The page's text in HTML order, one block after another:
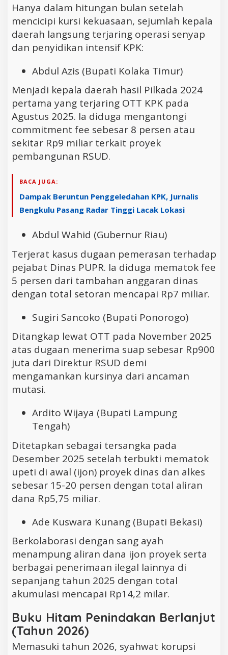
Hanya dalam hitungan bulan setelah
mencicipi kursi kekuasaan, sejumlah kepala
daerah langsung terjaring operasi senyap
dan penyidikan intensif KPK:
Abdul Azis (Bupati Kolaka Timur)
Menjadi kepala daerah hasil Pilkada 2024
pertama yang terjaring OTT KPK pada
Agustus 2025. Ia diduga mengantongi
commitment fee sebesar 8 persen atau
sekitar Rp9 miliar terkait proyek
pembangunan RSUD.
BACA JUGA:
Dampak Beruntun Penggeledahan KPK, Jurnalis
Bengkulu Pasang Radar Tinggi Lacak Lokasi
Abdul Wahid (Gubernur Riau)
Terjerat kasus dugaan pemerasan terhadap
pejabat Dinas PUPR. Ia diduga mematok fee
5 persen dari tambahan anggaran dinas
dengan total setoran mencapai Rp7 miliar.
Sugiri Sancoko (Bupati Ponorogo)
Ditangkap lewat OTT pada November 2025
atas dugaan menerima suap sebesar Rp900
juta dari Direktur RSUD demi
mengamankan kursinya dari ancaman
mutasi.
Ardito Wijaya (Bupati Lampung
Tengah)
Ditetapkan sebagai tersangka pada
Desember 2025 setelah terbukti mematok
upeti di awal (ijon) proyek dinas dan alkes
sebesar 15-20 persen dengan total aliran
dana Rp5,75 miliar.
Ade Kuswara Kunang (Bupati Bekasi)
Berkolaborasi dengan sang ayah
menampung aliran dana ijon proyek serta
berbagai penerimaan ilegal lainnya di
sepanjang tahun 2025 dengan total
akumulasi mencapai Rp14,2 milar.
Buku Hitam Penindakan Berlanjut
(Tahun 2026)
Memasuki tahun 2026, syahwat korupsi